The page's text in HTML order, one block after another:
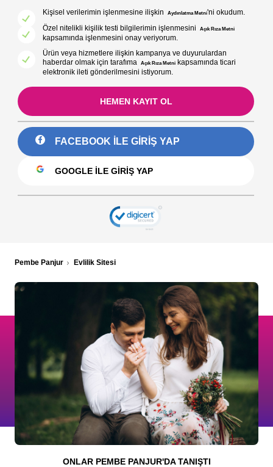
Kişisel verilerimin işlenmesine ilişkin Aydınlatma Metni'ni okudum.
Özel nitelikli kişilik testi bilgilerimin işlenmesini
Açık Rıza Metni
kapsamında işlenmesini onay veriyorum.
Ürün veya hizmetlere ilişkin kampanya ve duyurulardan
haberdar olmak için tarafıma
Açık Rıza Metni kapsamında ticari
elektronik ileti gönderilmesini istiyorum.
HEMEN KAYIT OL
FACEBOOK ILE GIRIŞ YAP
GOOGLE ILE GIRIŞ YAP
Pembe Panjur Evlilik Sitesi
ONLAR PEMBE PANJUR'DA TANIŞTI